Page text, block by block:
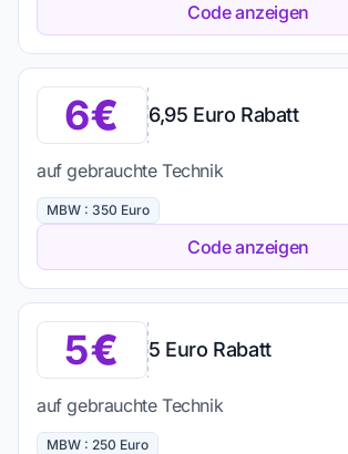
Code anzeigen
6 6,95 Euro Rabatt
auf gebrauchte Technik
MBW : 350 Euro
Code anzeigen
5 5 Euro Rabatt
auf gebrauchte Technik
MBW : 250 Euro